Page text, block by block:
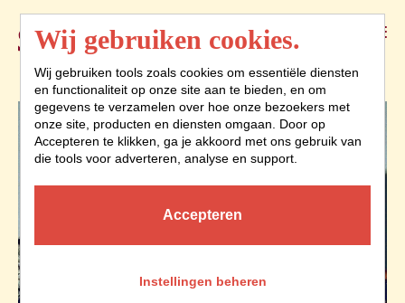
Wij gebruiken cookies.
Wij gebruiken tools zoals cookies om essentiële diensten
en functionaliteit op onze site aan te bieden, en om
gegevens te verzamelen over hoe onze bezoekers met
onze site, producten en diensten omgaan. Door op
Accepteren te klikken, ga je akkoord met ons gebruik van
die tools voor adverteren, analyse en support.
Accepteren
Instellingen beheren